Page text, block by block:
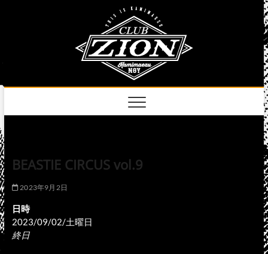
BEASTIE CIRCUS vol.9
2023年9月2日
日時
2023/09/02/土曜日
終日